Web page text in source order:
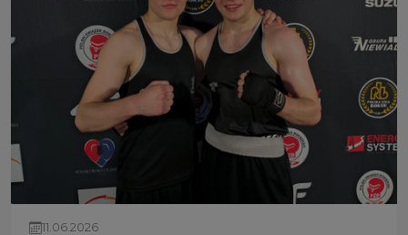
11.06.2026